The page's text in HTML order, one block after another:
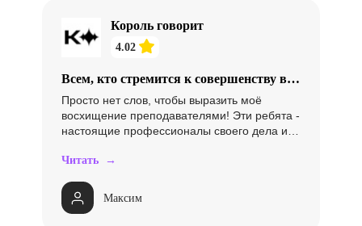
Король говорит
4.02
Всем, кто стремится к совершенству в
ораторском искусстве,
Просто нет слов, чтобы выразить моё
восхищение преподавателями! Эти ребята -
настоящие профессионалы своего дела и
каждым домашним заданием я чувствовал
просто идеален - удобно вписывался в мой
динамичный график. Процесс обучения
Читать →
Максим